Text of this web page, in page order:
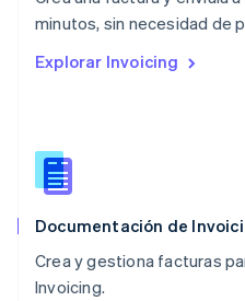
minutos, sin necesidad de
Explorar Invoicing
Documentación de
Crea y gestiona facturas
Invoicing.
English
NederlandsEnglish
Português
RAE de Hong Kong, China
Reino Unido
República Checa
English